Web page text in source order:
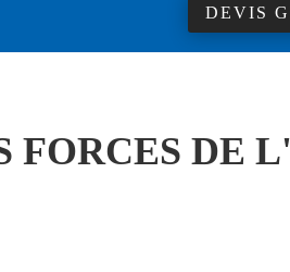
DEVIS
FORCES DE